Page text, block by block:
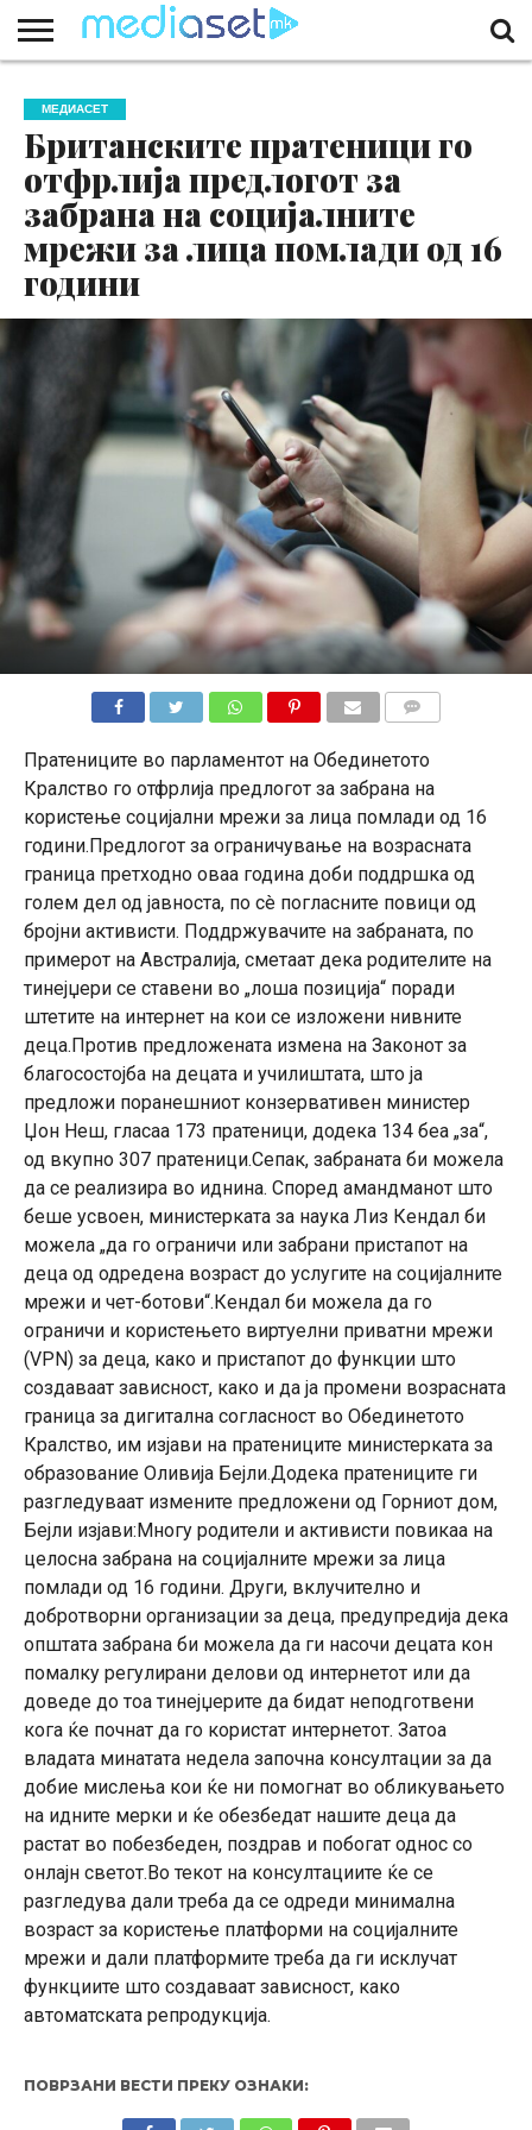
НАС
КОНТАКТ
МАРКЕТИНГ
ПОЧЕТНА
МЕДИАСЕТ
Британските пратеници го
отфрлија предлогот за
забрана на социјалните
мрежи за лица помлади од 16
години
Пратениците во парламентот на Обединетото
Кралство го отфрлија предлогот за забрана на
користење социјални мрежи за лица помлади од 16
години.Предлогот за ограничување на возрасната
граница претходно оваа година доби поддршка од
голем дел од јавноста, по сè погласните повици од
бројни активисти. Поддржувачите на забраната, по
примерот на Австралија, сметаат дека родителите на
тинејџери се ставени во „лоша позиција“ поради
штетите на интернет на кои се изложени нивните
деца.Против предложената измена на Законот за
благосостојба на децата и училиштата, што ја
предложи поранешниот конзервативен министер
Џон Неш, гласаа 173 пратеници, додека 134 беа „за“,
од вкупно 307 пратеници.Сепак, забраната би можела
да се реализира во иднина. Според амандманот што
беше усвоен, министерката за наука Лиз Кендал би
можела „да го ограничи или забрани пристапот на
деца од одредена возраст до услугите на социјалните
мрежи и чет-ботови“.Кендал би можела да го
ограничи и користењето виртуелни приватни мрежи
(VPN) за деца, како и пристапот до функции што
создаваат зависност, како и да ја промени возрасната
граница за дигитална согласност во Обединетото
Кралство, им изјави на пратениците министерката за
образование Оливија Бејли.Додека пратениците ги
разгледуваат измените предложени од Горниот дом,
Бејли изјави:Многу родители и активисти повикаа на
целосна забрана на социјалните мрежи за лица
помлади од 16 години. Други, вклучително и
добротворни организации за деца, предупредија дека
општата забрана би можела да ги насочи децата кон
помалку регулирани делови од интернетот или да
доведе до тоа тинејџерите да бидат неподготвени
кога ќе почнат да го користат интернетот. Затоа
владата минатата недела започна консултации за да
добие мислења кои ќе ни помогнат во обликувањето
на идните мерки и ќе обезбедат нашите деца да
растат во побезбеден, поздрав и побогат однос со
онлајн светот.Во текот на консултациите ќе се
разгледува дали треба да се одреди минимална
возраст за користење платформи на социјалните
мрежи и дали платформите треба да ги исклучат
функциите што создаваат зависност, како
автоматската репродукција.
ПОВРЗАНИ ВЕСТИ ПРЕКУ ОЗНАКИ: